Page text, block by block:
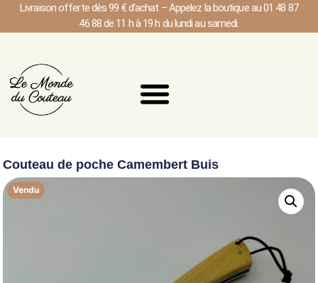
Livraison offerte dès 99 € d’achat – Appelez la boutique au 01 48 87
46 88 de 11 h à 19 h du lundi au samedi.
Couteau de poche Camembert Buis
Vendu